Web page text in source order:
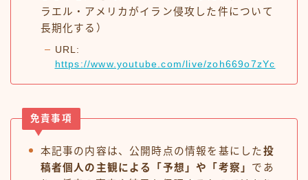
ラエル・アメリカがイラン侵攻した件について
長期化する）
URL:
https://www.youtube.com/live/zoh669o7zYc
免責事項
本記事の内容は、公開時点の情報を基にした投
稿者個人の主観による「予想」や「考察」 であ